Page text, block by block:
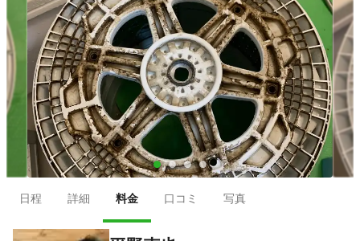
● ● ● ●
日程 詳細 料金 口コミ 写真